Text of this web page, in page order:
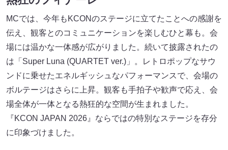
MCでは、今年もKCONのステージに立てたことへの感謝を
伝え、観客とのコミュニケーションを楽しむひと幕も。会
場には温かな一体感が広がりました。続いて披露されたの
は「Super Luna (QUARTET ver.)」。レトロポップなサウ
ンドに乗せたエネルギッシュなパフォーマンスで、会場の
ボルテージはさらに上昇。観客も手拍子や歓声で応え、会
場全体が一体となる熱狂的な空間が生まれました。
『KCON JAPAN 2026』ならではの特別なステージを存分
に印象づけました。